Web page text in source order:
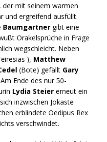
, der mit seinem warmen
und ergreifend ausfüllt.
Baumgartner gibt eine
Orakelsprüche in Frage
wegschleicht. Neben
), Matthew
(Bote) gefällt Gary
Ende des nur 50-
Lydia Steier erneut ein
inzwischen Jokaste
erblindete Oedipus Rex
verschwindet.